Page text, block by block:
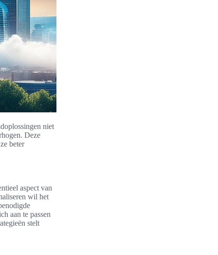
niet
Deze
beter
aspect van
wil het
aan te passen
stelt